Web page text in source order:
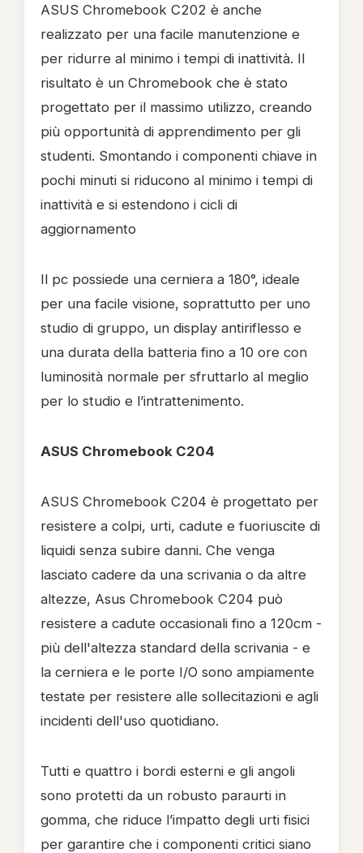
ASUS Chromebook C202 è anche
realizzato per una facile manutenzione e
per ridurre al minimo i tempi di inattività. Il
risultato è un Chromebook che è stato
progettato per il massimo utilizzo, creando
più opportunità di apprendimento per gli
studenti. Smontando i componenti chiave in
pochi minuti si riducono al minimo i tempi di
inattività e si estendono i cicli di
aggiornamento
Il pc possiede una cerniera a 180°, ideale
per una facile visione, soprattutto per uno
studio di gruppo, un display antiriflesso e
una durata della batteria fino a 10 ore con
luminosità normale per sfruttarlo al meglio
per lo studio e l’intrattenimento.
ASUS Chromebook C204
ASUS Chromebook C204 è progettato per
resistere a colpi, urti, cadute e fuoriuscite di
liquidi senza subire danni. Che venga
lasciato cadere da una scrivania o da altre
altezze, Asus Chromebook C204 può
resistere a cadute occasionali fino a 120cm -
più dell'altezza standard della scrivania - e
la cerniera e le porte I/O sono ampiamente
testate per resistere alle sollecitazioni e agli
incidenti dell'uso quotidiano.
Tutti e quattro i bordi esterni e gli angoli
sono protetti da un robusto paraurti in
gomma, che riduce l’impatto degli urti fisici
per garantire che i componenti critici siano